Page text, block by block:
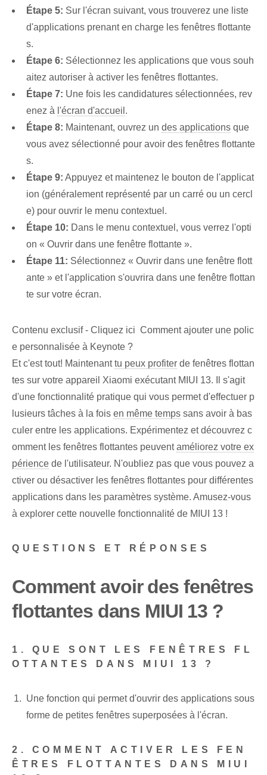
Étape 5: Sur l'écran suivant, vous trouverez une liste
d'applications prenant en charge les fenêtres flottante
s.
Étape 6: Sélectionnez les applications que vous souh
aitez autoriser à activer les fenêtres flottantes.
Étape 7: Une fois les candidatures sélectionnées, rev
enez à l'écran d'accueil .
Étape 8: Maintenant, ouvrez un des applications que
vous avez sélectionné pour avoir des fenêtres flottante
s.
Étape 9: Appuyez et maintenez le bouton de l'applicat
ion (généralement représenté par un carré ou un cercl
e) pour ouvrir le menu contextuel.
Étape 10: Dans le menu contextuel, vous verrez l'opti
on « Ouvrir dans une fenêtre flottante ».
Étape 11: Sélectionnez « Ouvrir dans une fenêtre flott
ante » et l'application s'ouvrira dans une fenêtre flottan
te sur votre écran.
Contenu exclusif - Cliquez ici Comment ajouter une polic
e personnalisée à Keynote ?
Et c'est tout! Maintenanttu peux profiter de fenêtres flottan
tes sur votre appareil Xiaomi exécutant MIUI 13. Il s'agit
d'une fonctionnalité pratique qui vous permet d'effectuer p
lusieurs tâches à la fois en même temps sans avoir à bas
culer entre les applications. Expérimentez et découvrez c
omment les fenêtres flottantes peuventaméliorez votre ex
périence de l'utilisateur. N'oubliez pas que vous pouvez a
ctiver ou désactiver les fenêtres flottantes pour différentes
applications dans les paramètres système. Amusez-vous
à explorer cette nouvelle fonctionnalité de MIUI 13 !
QUESTIONS ET RÉPONSES
Comment avoir des fenêtres
flottantes dans MIUI 13 ?
1. QUE SONT LES FENÊTRES FL
OTTANTES DANS MIUI 13 ?
Une fonction qui permet d'ouvrir des applications sous
forme de petites fenêtres superposées à l'écran.
2. COMMENT ACTIVER LES FEN
ÊTRES FLOTTANTES DANS MIUI